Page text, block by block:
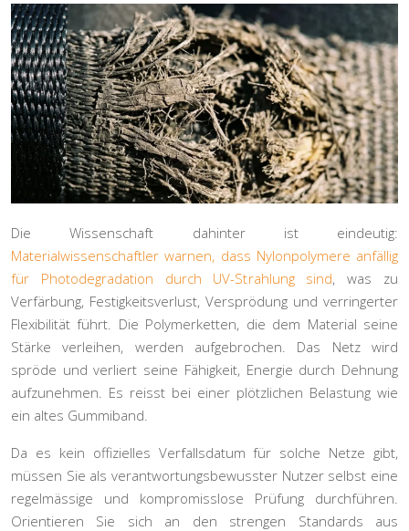
Die Wissenschaft dahinter ist eindeutig:
Materialwissenschaftler warnen, dass Nylonpolymere anfällig
für Photodegradation durch UV-Strahlung sind, was zu
Verfärbung, Festigkeitsverlust, Versprödung und verringerter
Flexibilität führt. Die Polymerketten, die dem Material seine
Stärke verleihen, werden aufgebrochen. Das Netz wird
spröde und verliert seine Fähigkeit, Energie durch Dehnung
aufzunehmen. Es reisst bei einer plötzlichen Belastung wie
ein altes Gummiband.
Da es kein offizielles Verfallsdatum für solche Netze gibt,
müssen Sie als verantwortungsbewusster Nutzer selbst eine
regelmässige und kompromisslose Prüfung durchführen.
Orientieren Sie sich an den strengen Standards aus